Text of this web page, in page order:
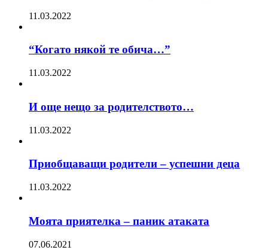
11.03.2022
“Когато някой те обича…”
11.03.2022
И още нещо за родителството…
11.03.2022
Приобщаващи родители – успешни деца
11.03.2022
Моята приятелка – паник атаката
07.06.2021